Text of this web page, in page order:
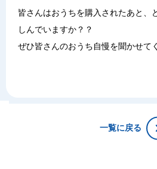
皆さんはおうちを購入されたあと、
しんでいますか？？
ぜひ皆さんのおうち自慢を聞かせて
一覧に戻る